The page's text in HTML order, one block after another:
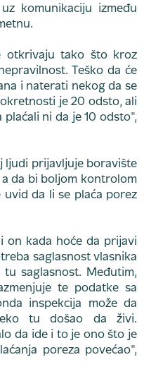
komunikaciju između
otkrivaju tako što kroz
Teško da će
i naterati nekog da se
je 20 odsto, ali
ni da je 10 odsto",
ljudi prijavljuje boravište
a da bi boljom kontrolom
uvid da li se plaća porez
on kada hoće da prijavi
saglasnost vlasnika
saglasnost. Međutim,
te podatke sa
inspekcija može da
tu došao da živi.
da ide i to je ono što je
poreza povećao",